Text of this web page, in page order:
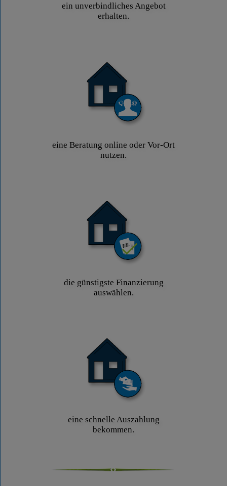
ein unverbindliches Angebot
erhalten.
eine Beratung online oder Vor-Ort
nutzen.
die günstigste Finanzierung
auswählen.
eine schnelle Auszahlung
bekommen.